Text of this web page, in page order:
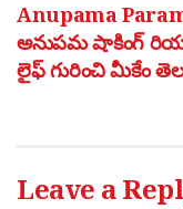
Anupama
అనుపమ షాకింగ్
లైఫ్ గురించి మీకేం
Leave a